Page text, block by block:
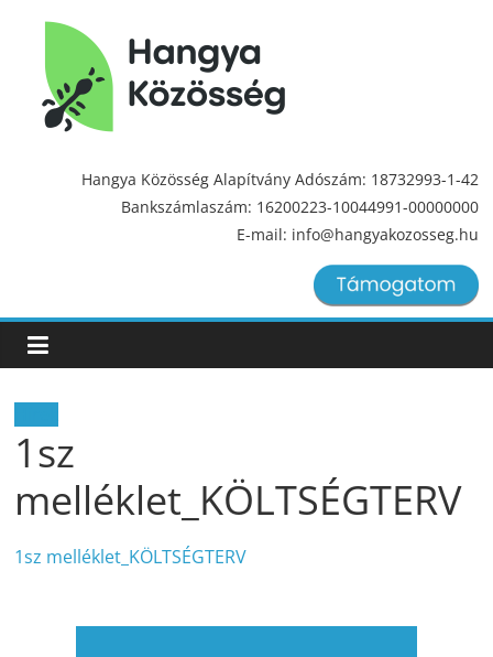
Hangya
Közösség
Hangya Közösség Alapítvány Adószám: 18732993-1-42
Bankszámlaszám: 16200223-10044991-00000000
E-mail: info@hangyakozosseg.hu
1sz
melléklet_KÖLTSÉGTERV
1sz melléklet_KÖLTSÉGTERV